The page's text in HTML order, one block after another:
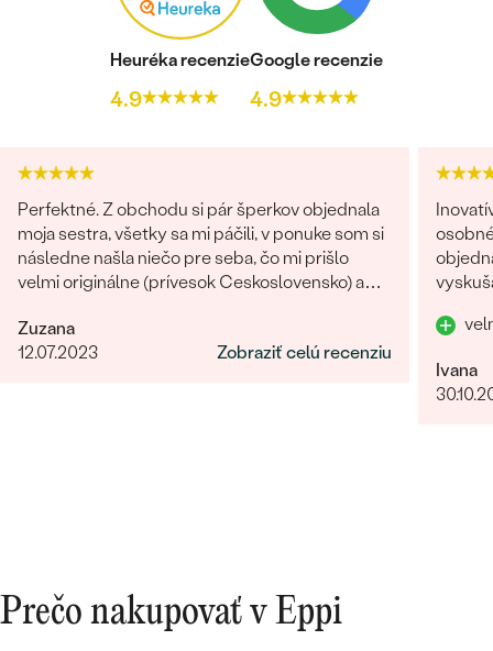
Heuréka recenzie
4.9
Google recenzie
4.9
Perfektné. Z obchodu si pár šperkov objednala
moja sestra, všetky sa mi páčili, v ponuke som si
následne našla niečo pre seba, čo mi prišlo
velmi originálne (prívesok Ceskoslovensko) a
komunikácia a doručenie tovaru na 1 s ⭐️.
Obchod a tovar odporúčam, kto hladá šperk,
Zuzana
12.07.2023
Zobraziť celú recenziu
Ivana
Prečo nakupovať v Eppi